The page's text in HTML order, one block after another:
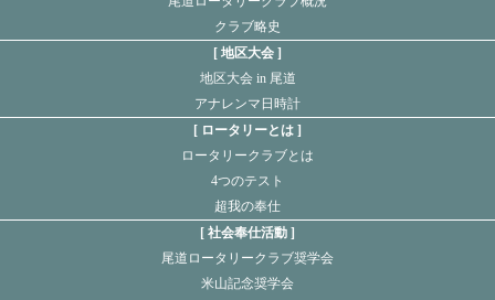
クラブ略史
地区大会
地区大会 in 尾道
アナレンマ日時計
ロータリーとは
ロータリークラブとは
4つのテスト
超我の奉仕
社会奉仕活動
尾道ロータリークラブ奨学会
米山記念奨学会